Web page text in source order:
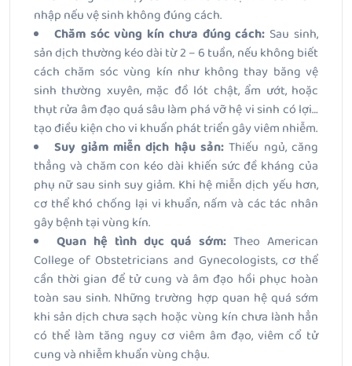
nhập nếu vệ sinh không đúng cách.
Chăm sóc vùng kín chưa đúng cách: Sau sinh,
sản dịch thường kéo dài từ 2 – 6 tuần, nếu không biết
cách chăm sóc vùng kín như không thay băng vệ
sinh thường xuyên, mặc đồ lót chật, ẩm ướt, hoặc
thụt rửa âm đạo quá sâu làm phá vỡ hệ vi sinh có lợi…
tạo điều kiện cho vi khuẩn phát triển gây viêm nhiễm.
Suy giảm miễn dịch hậu sản:Thiếu ngủ, căng
thẳng và chăm con kéo dài khiến sức đề kháng của
phụ nữ sau sinh suy giảm. Khi hệ miễn dịch yếu hơn,
cơ thể khó chống lại vi khuẩn, nấm và các tác nhân
gây bệnh tại vùng kín.
Quan hệ tình dục quá sớm: Theo American
College of Obstetricians and Gynecologists, cơ thể
cần thời gian để tử cung và âm đạo hồi phục hoàn
toàn sau sinh. Những trường hợp quan hệ quá sớm
khi sản dịch chưa sạch hoặc vùng kín chưa lành hẳn
có thể làm tăng nguy cơ viêm âm đạo, viêm cổ tử
cung và nhiễm khuẩn vùng chậu.